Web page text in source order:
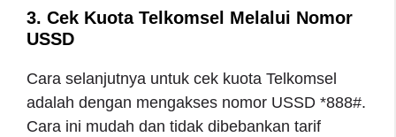
3. Cek Kuota Telkomsel Melalui Nomor
USSD
Cara selanjutnya untuk cek kuota Telkomsel
adalah dengan mengakses nomor USSD *888#.
Cara ini mudah dan tidak dibebankan tarif